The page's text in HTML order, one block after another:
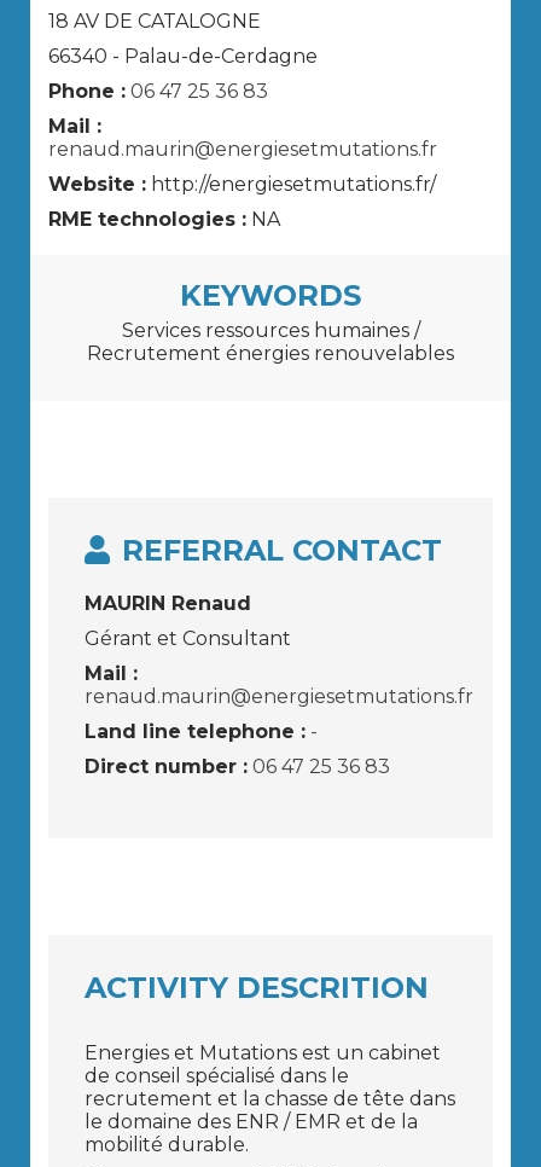
18 AV DE CATALOGNE
66340 - Palau-de-Cerdagne
Phone : 06 47 25 36 83
Mail :
renaud.maurin@energiesetmutations.fr
Website : http://energiesetmutations.fr/
RME technologies : NA
KEYWORDS
Services ressources humaines /
Recrutement énergies renouvelables
REFERRAL CONTACT
MAURIN Renaud
Gérant et Consultant
Mail :
renaud.maurin@energiesetmutations.fr
Land line telephone : -
Direct number : 06 47 25 36 83
ACTIVITY DESCRITION
Energies et Mutations est un cabinet
de conseil spécialisé dans le
recrutement et la chasse de tête dans
le domaine des ENR / EMR et de la
mobilité durable.